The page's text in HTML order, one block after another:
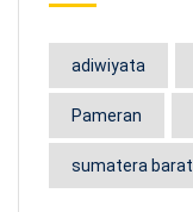
adiwiyata
Pameran
sumatera barat